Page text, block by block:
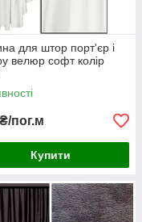
для штор порт'єр і
велюр софт колір
₴/пог.м
Купити